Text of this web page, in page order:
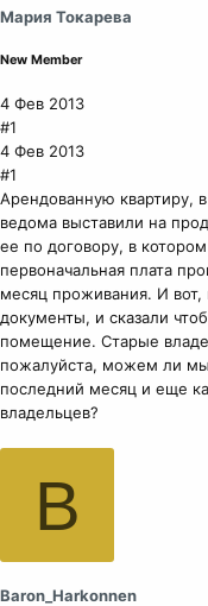
Мария Токарева
New Member
4 Фев 2013
#1
4 Фев 2013
#1
Арендованную квартиру,
ведома выставили на
ее по договору, в
первоначальная плата
месяц проживания. И вот,
документы, и сказали
помещение. Старые
пожалуйста, можем ли мы
последний месяц и еще
владельцев?
B
Baron_Harkonnen